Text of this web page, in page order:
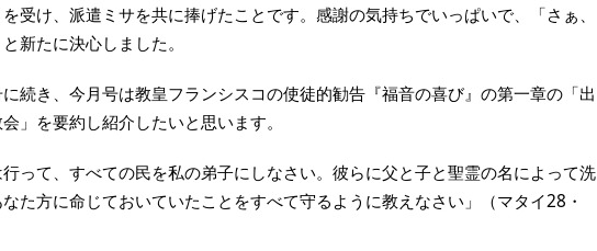
受け、派遣ミサを共に捧げたことです。感謝の気持ちでいっぱいで、「さぁ、
新たに決心しました。
続き、今月号は教皇フランシスコの使徒的勧告『福音の喜び』の第一章の「出
」を要約し紹介したいと思います。
行って、すべての民を私の弟子にしなさい。彼らに父と子と聖霊の名によって洗
た方に命じておいていたことをすべて守るように教えなさい」（マタイ28 ・